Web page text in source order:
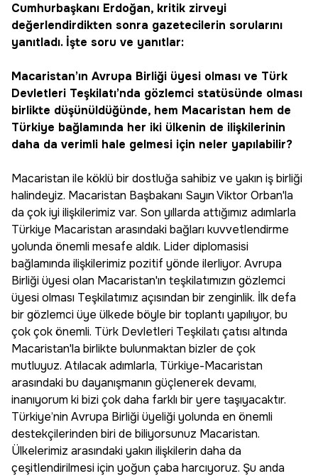
Cumhurbaşkanı Erdoğan, kritik zirveyi
değerlendirdikten sonra gazetecilerin sorularını
yanıtladı. İşte soru ve yanıtlar:
Macaristan’ın Avrupa Birliği üyesi olması ve Türk
Devletleri Teşkilatı’nda gözlemci statüsünde olması
birlikte düşünüldüğünde, hem Macaristan hem de
Türkiye bağlamında her iki ülkenin de ilişkilerinin
daha da verimli hale gelmesi için neler yapılabilir?
Macaristan ile köklü bir dostluğa sahibiz ve yakın iş birliği
halindeyiz. Macaristan Başbakanı Sayın Viktor Orban'la
da çok iyi ilişkilerimiz var. Son yıllarda attığımız adımlarla
Türkiye Macaristan arasındaki bağları kuvvetlendirme
yolunda önemli mesafe aldık. Lider diplomasisi
bağlamında ilişkilerimiz pozitif yönde ilerliyor. Avrupa
Birliği üyesi olan Macaristan'ın teşkilatımızın gözlemci
üyesi olması Teşkilatımız açısından bir zenginlik. İlk defa
bir gözlemci üye ülkede böyle bir toplantı yapılıyor, bu
çok çok önemli. Türk Devletleri Teşkilatı çatısı altında
Macaristan'la birlikte bulunmaktan bizler de çok
mutluyuz. Atılacak adımlarla, Türkiye-Macaristan
arasındaki bu dayanışmanın güçlenerek devamı,
inanıyorum ki bizi çok daha farklı bir yere taşıyacaktır.
Türkiye’nin Avrupa Birliği üyeliği yolunda en önemli
destekçilerinden biri de biliyorsunuz Macaristan.
Ülkelerimiz arasındaki yakın ilişkilerin daha da
çeşitlendirilmesi için yoğun çaba harcıyoruz. Şu anda